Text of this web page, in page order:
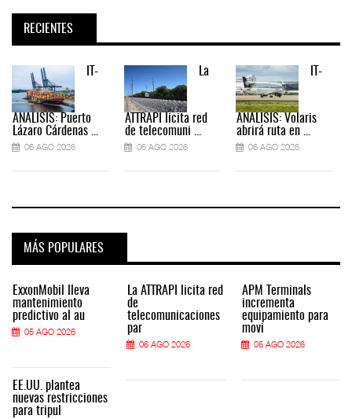
RECIENTES
IT-
ANÁLISIS: Puerto
Lázaro Cárdenas ...
06 AGO 2026
La
ATTRAPI licita red
de telecomuni ...
06 AGO 2026
IT-
ANÁLISIS: Volaris
abrirá ruta en ...
06 AGO 2026
MÁS POPULARES
ExxonMobil lleva
mantenimiento
predictivo al au
05 AGO 2026
EE.UU. plantea
nuevas restricciones
para tripul
La ATTRAPI licita red
de
telecomunicaciones
par
06 AGO 2026
APM Terminals
incrementa
equipamiento para
movi
05 AGO 2026